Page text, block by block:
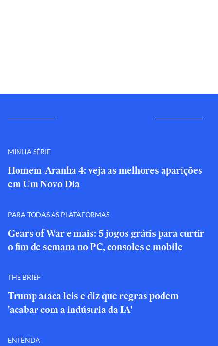
MINHA SÉRIE
Homem-Aranha 4: veja as melhores aparições
em Um Novo Dia
PARA TODAS AS PLATAFORMAS
Gears of War e mais: 5 jogos grátis para curtir
o fim de semana no PC, consoles e mobile
THE BRIEF
Trump ataca leis e diz que regras podem
'acabar com a indústria da IA'
ENTENDA